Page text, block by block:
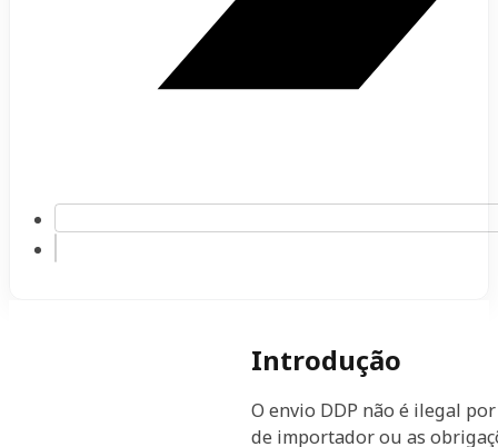
Introdução
O envio DDP não é ilegal
de importador ou as